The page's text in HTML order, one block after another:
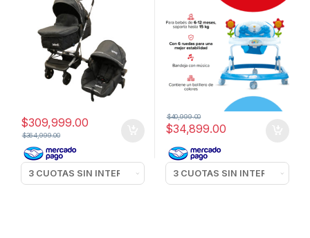
$309,999.00
$364,999.00 $34,899.00
$40,999.00